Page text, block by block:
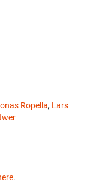
Ropella, Lars
.